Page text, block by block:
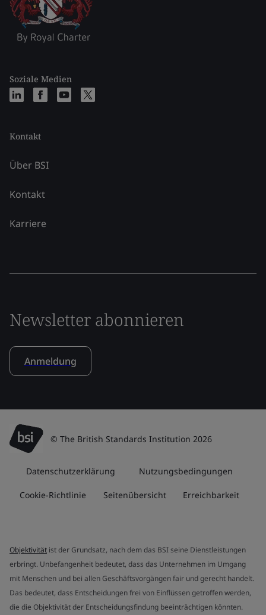
Soziale Medien
Kontakt
Über BSI
Kontakt
Karriere
Newsletter abonnieren
Anmeldung
© The British Standards Institution 2026
Datenschutzerklärung Nutzungsbedingungen
Cookie-Richtlinie Seitenübersicht Erreichbarkeit
Objektivität ist der Grundsatz, nach dem das BSI seine Dienstleistungen
erbringt. Unbefangenheit bedeutet, dass das Unternehmen im Umgang
mit Menschen und bei allen Geschäftsvorgängen fair und gerecht handelt.
Das bedeutet, dass Entscheidungen frei von Einflüssen getroffen werden,
die die Objektivität der Entscheidungsfindung beeinträchtigen könnten.